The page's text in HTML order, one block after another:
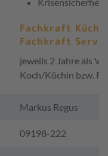
Fachkraft
Fachkraft
jeweils 2 Jahre als
Koch/Köchin bzw.
Markus Regus
09198-222